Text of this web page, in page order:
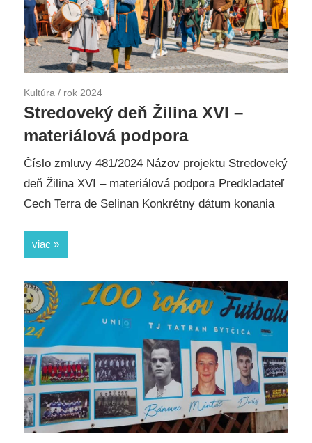
Kultúra / rok 2024
Stredoveký deň Žilina XVI –
materiálová podpora
Číslo zmluvy 481/2024 Názov projektu Stredoveký
deň Žilina XVI – materiálová podpora Predkladateľ
Cech Terra de Selinan Konkrétny dátum konania
viac